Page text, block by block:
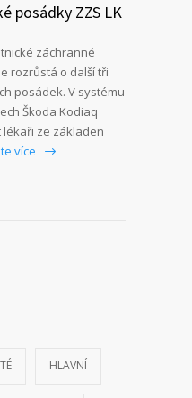
posádky ZZS LK
záchranné
rozrůstá o další tři
posádek. V systému
Škoda Kodiaq
lékaři ze základen
více
HLAVNÍ